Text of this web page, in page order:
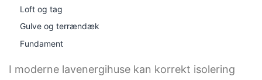
Loft og tag
Gulve og terrændæk
Fundament
I moderne lavenergihuse kan korrekt isolering